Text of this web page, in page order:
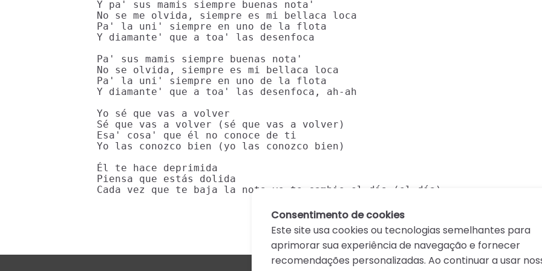
Y pa' sus mamis siempre buenas nota'
No se me olvida, siempre es mi bellaca loca
Pa' la uni' siempre en uno de la flota
Y diamante' que a toa' las desenfoca
Pa' sus mamis siempre buenas nota'
No se olvida, siempre es mi bellaca loca
Pa' la uni' siempre en uno de la flota
Y diamante' que a toa' las desenfoca, ah-ah
Yo sé que vas a volver
Sé que vas a volver (sé que vas a volver)
Esa' cosa' que él no conoce de ti
Yo las conozco bien (yo las conozco bien)
Él te hace deprimida
Piensa que estás dolida
Cada vez que te baja la nota yo te cambio el día (el día)
Consentimento de cookies
Este site usa cookies ou tecnologias semelhantes para
aprimorar sua experiência de navegação e fornecer
recomendações personalizadas. Ao continuar a usar